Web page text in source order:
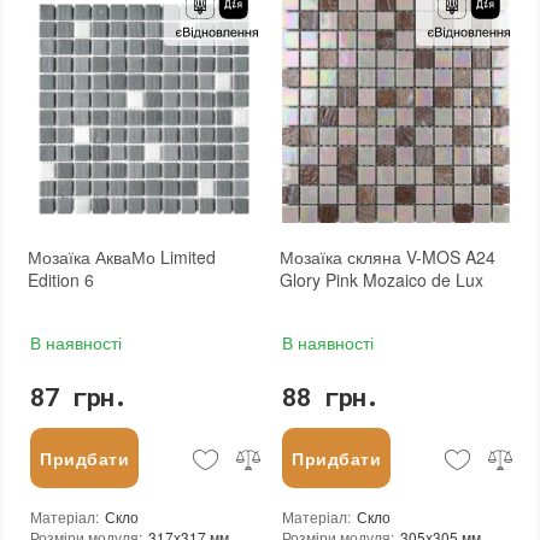
Розмір чіпа: 20x20 мм
Товщина чіпа: 4 мм
Площа модуля : 0,107 м²
Країна виробника: Китай
Бренд: Stella di Mare
Тип поверхні: Матова
новий
Зі знижкою
Основа
Папір, Сітка
Призначення:
В інтер'єрі, Для лазні, Для басейну, Для ванної кімнати та туалету, Для вітальні, Для душової, Для кухні, Для спальні, Для фартуха, Для фасаду, Для хамама
Розмір чіпа: 25x25 мм
Товщина чіпа: 4 мм
Площа модуля: 0,1 м²
Країна виробника: Україна
Бренд: AquaMo
Тип поверхні: Глянцева
: новий
Мозаїка АкваМо Limited
Edition 6
В наявності
87 грн.
Придбати
Матеріал: Скло
Мозаїка скляна V-MOS A24
Glory Pink Mozaico de Lux
В наявності
88 грн.
Придбати
Матеріал: Скло